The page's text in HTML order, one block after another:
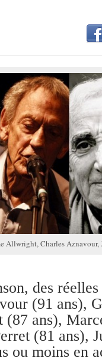
Allwright, Charles
des
(91 ans),
(87 ans),
(81 ans),
ou moins en